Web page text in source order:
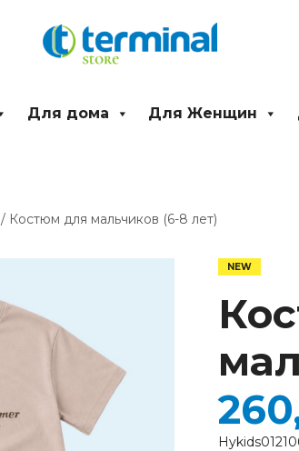
Для дома Для Женщин
/ Костюм для мальчиков (6-8 лет)
товара
Костюм
для
мальчиков
8
лет)